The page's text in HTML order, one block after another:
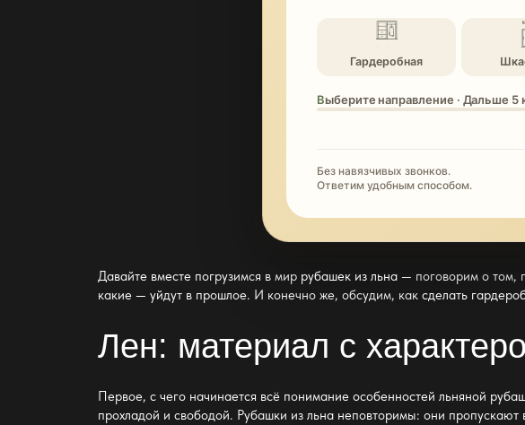
Гардеробная
Выберите направление · Дальше
Без навязчивых звонков.
Ответим удобным способом.
Давайте вместе погрузимся в мир рубашек из льна — поговорим о том,
какие — уйдут в прошлое. И конечно же, обсудим, каксделать
Лен: материал с
Первое, с чего начинается всё понимание особенностей льняной
прохладой и свободой. Рубашки из льна неповторимы: они